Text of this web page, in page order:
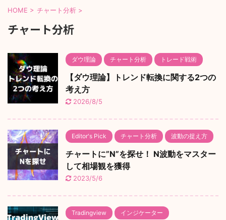
HOME > チャート分析 >
チャート分析
ダウ理論 チャート分析 トレード戦術
【ダウ理論】トレンド転換に関する2つの
考え方
2026/8/5
Editor's Pick チャート分析 波動の捉え方
チャートに”N”を探せ！ N波動をマスター
して相場観を獲得
2023/5/6
Tradingview インジケーター